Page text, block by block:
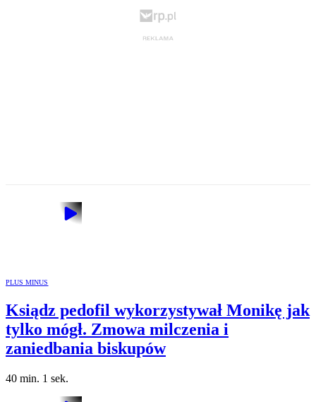
PLUS MINUS
Ksiądz pedofil wykorzystywał Monikę jak
tylko mógł. Zmowa milczenia i
zaniedbania biskupów
40 min. 1 sek.